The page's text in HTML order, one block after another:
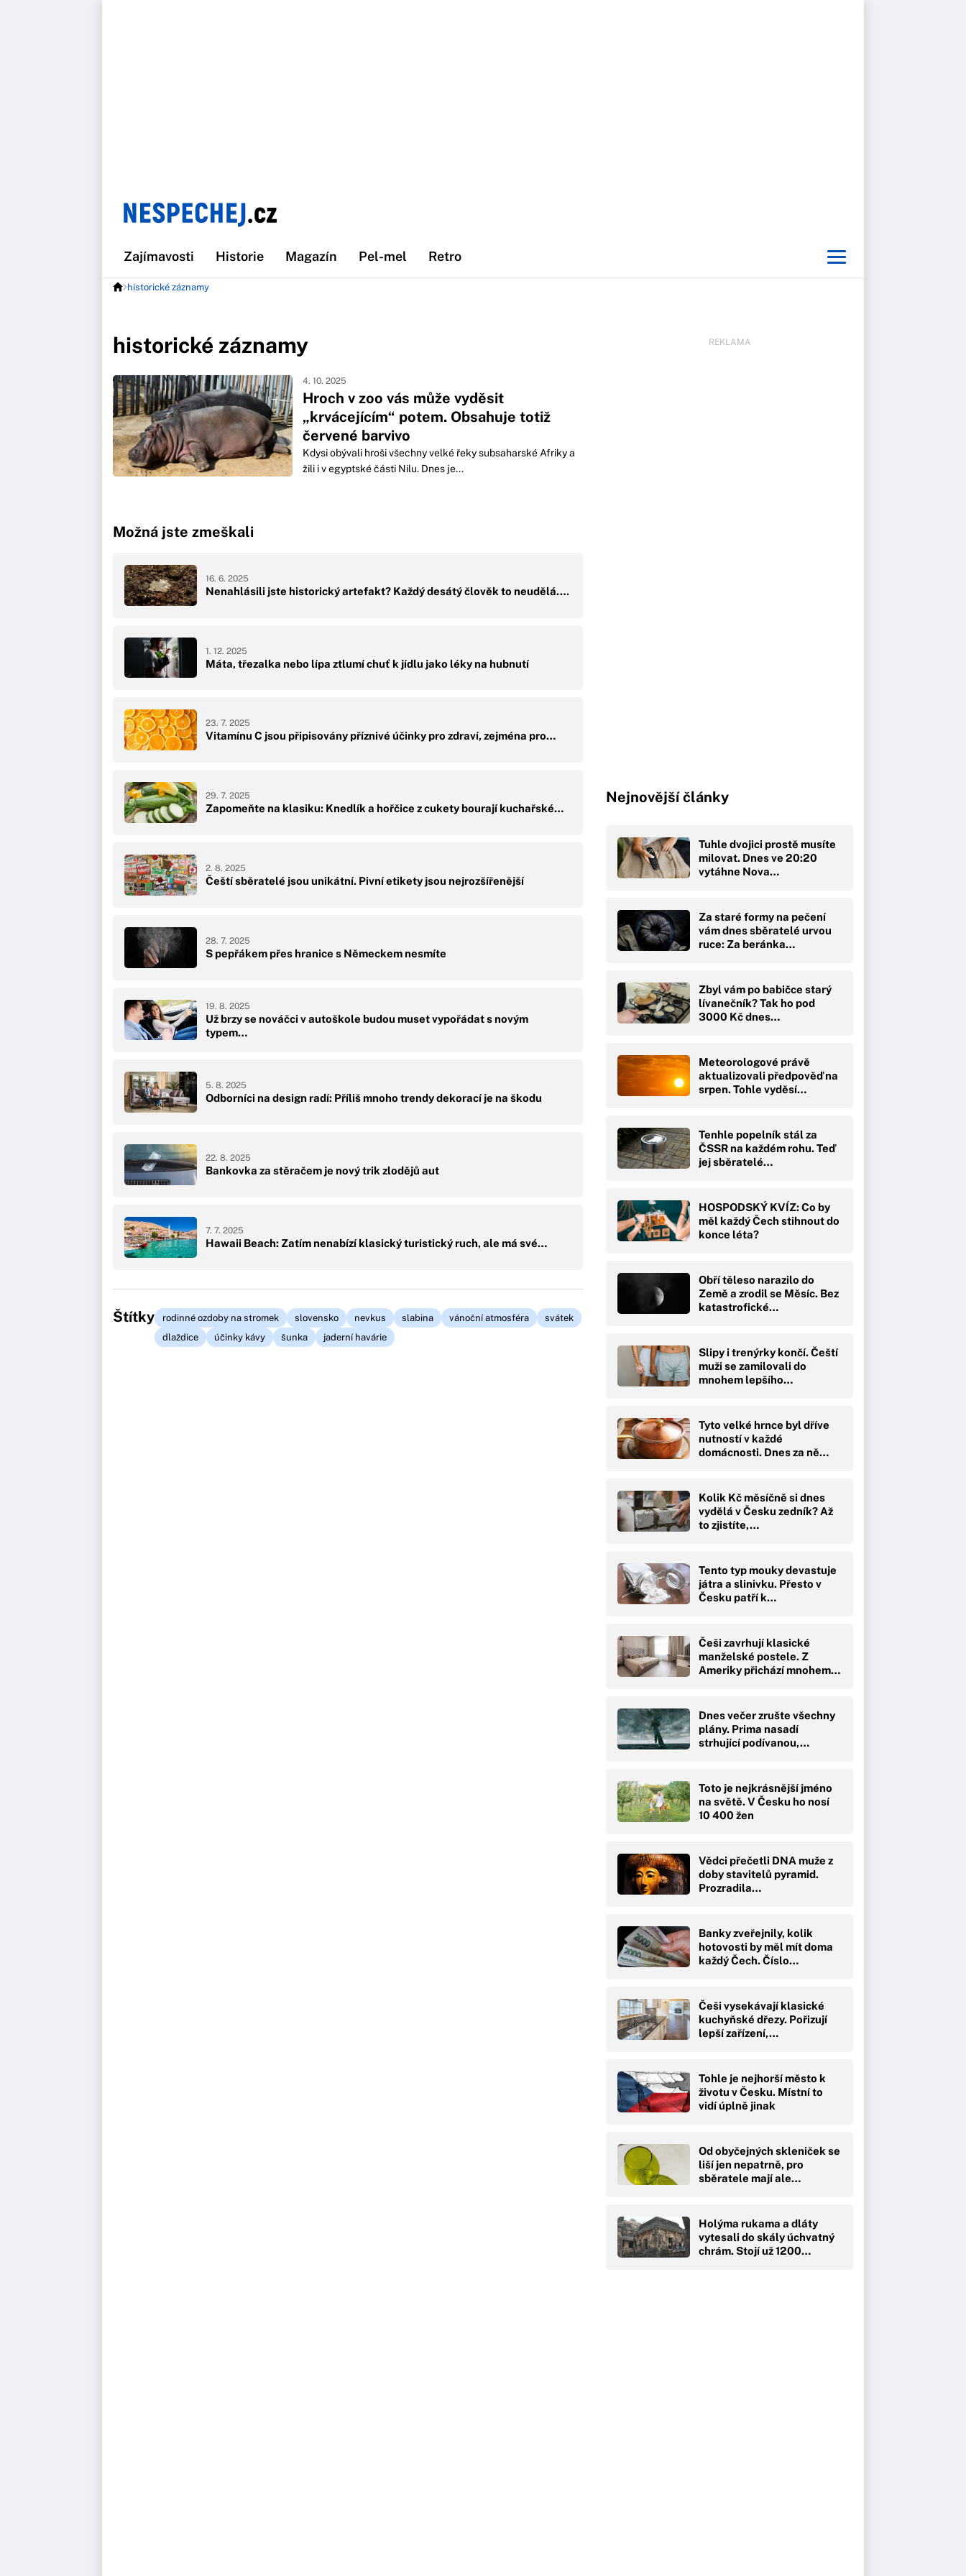
Zajímavosti Historie Magazín Pel-mel Retro
historické záznamy
historické záznamy
Hroch v zoo vás může vyděsit
„krvácejícím“ potem. Obsahuje totiž
červené barvivo
4. 10. 2025
Kdysi obývali hroši všechny velké řeky subsaharské Afriky a
žili i v egyptské části Nilu. Dnes je...
Možná jste zmeškali
Nenahlásili jste historický artefakt? Každý desátý člověk to neudělá.…
16. 6. 2025
Máta, třezalka nebo lípa ztlumí chuť k jídlu jako léky na hubnutí
1. 12. 2025
Vitamínu C jsou připisovány příznivé účinky pro zdraví, zejména pro…
23. 7. 2025
Zapomeňte na klasiku: Knedlík a hořčice z cukety bourají kuchařské…
29. 7. 2025
Čeští sběratelé jsou unikátní. Pivní etikety jsou nejrozšířenější
2. 8. 2025
S pepřákem přes hranice s Německem nesmíte
28. 7. 2025
Už brzy se nováčci v autoškole budou muset vypořádat s novým
typem…
19. 8. 2025
Odborníci na design radí: Příliš mnoho trendy dekorací je na škodu
5. 8. 2025
Bankovka za stěračem je nový trik zlodějů aut
22. 8. 2025
Hawaii Beach: Zatím nenabízí klasický turistický ruch, ale má své…
7. 7. 2025
Štítky rodinné ozdoby na stromek slovensko nevkus slabina vánoční atmosféra
svátek
dlaždice
účinky kávy šunka jaderní havárie
REKLAMA
Nejnovější články
Tuhle dvojici prostě musíte
milovat. Dnes ve 20:20
vytáhne Nova…
Za staré formy na pečení
vám dnes sběratelé urvou
ruce: Za beránka…
Zbyl vám po babičce starý
lívanečník? Tak ho pod
3000 Kč dnes…
Meteorologové právě
aktualizovali předpověď na
srpen. Tohle vyděsí…
Tenhle popelník stál za
ČSSR na každém rohu. Teď
jej sběratelé…
HOSPODSKÝ KVÍZ: Co by
měl každý Čech stihnout do
konce léta?
Obří těleso narazilo do
Země a zrodil se Měsíc. Bez
katastrofické…
Slipy i trenýrky končí. Čeští
muži se zamilovali do
mnohem lepšího…
Tyto velké hrnce byl dříve
nutností v každé
domácnosti. Dnes za ně…
Kolik Kč měsíčně si dnes
vydělá v Česku zedník? Až
to zjistíte,…
Tento typ mouky devastuje
játra a slinivku. Přesto v
Česku patří k…
Češi zavrhují klasické
manželské postele. Z
Ameriky přichází mnohem…
Dnes večer zrušte všechny
plány. Prima nasadí
strhující podívanou,…
Toto je nejkrásnější jméno
na světě. V Česku ho nosí
10 400 žen
Vědci přečetli DNA muže z
doby stavitelů pyramid.
Prozradila…
Banky zveřejnily, kolik
hotovosti by měl mít doma
každý Čech. Číslo…
Češi vysekávají klasické
kuchyňské dřezy. Pořizují
lepší zařízení,…
Tohle je nejhorší město k
životu v Česku. Místní to
vidí úplně jinak
Od obyčejných skleniček se
liší jen nepatrně, pro
sběratele mají ale…
Holýma rukama a dláty
vytesali do skály úchvatný
chrám. Stojí už 1200…